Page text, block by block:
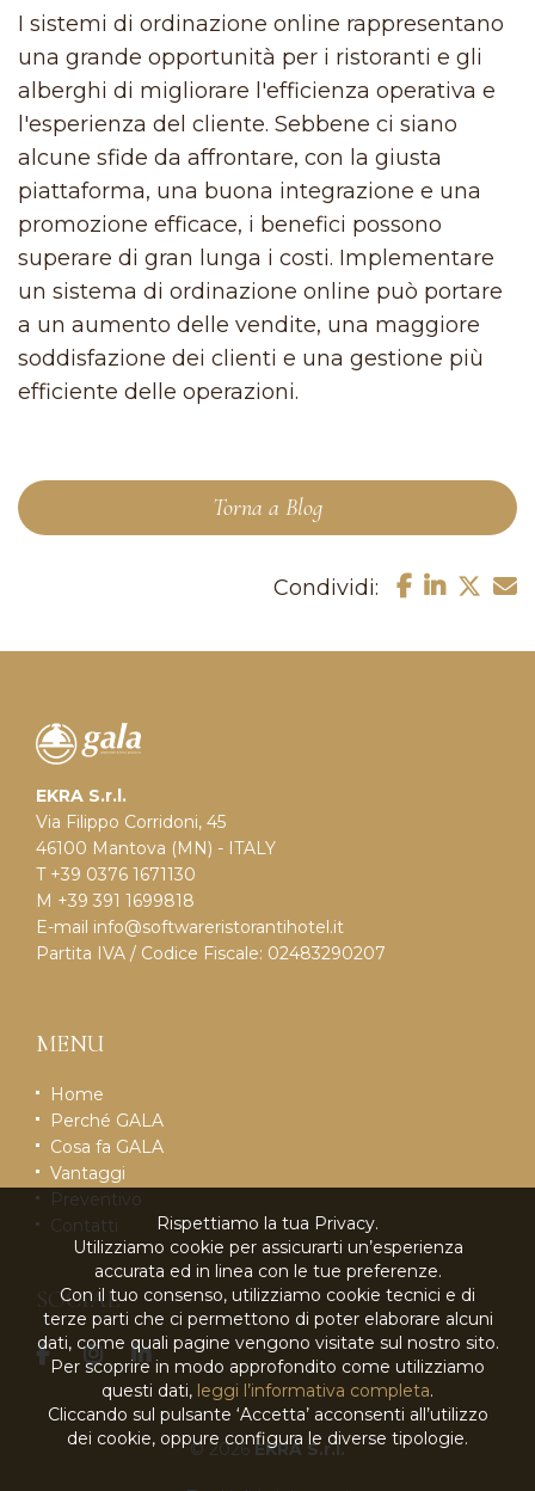
I sistemi di ordinazione online rappresentano
una grande opportunità per i ristoranti e gli
alberghi di migliorare l'efficienza operativa e
l'esperienza del cliente. Sebbene ci siano
alcune sfide da affrontare, con la giusta
piattaforma, una buona integrazione e una
promozione efficace, i benefici possono
superare di gran lunga i costi. Implementare
un sistema di ordinazione online può portare
a un aumento delle vendite, una maggiore
soddisfazione dei clienti e una gestione più
efficiente delle operazioni.
Torna a Blog
Condividi:
EKRA S.r.l.
Via Filippo Corridoni, 45
46100 Mantova (MN) - ITALY
T +39 0376 1671130
M +39 391 1699818
E-mail info@softwareristorantihotel.it
Partita IVA / Codice Fiscale: 02483290207
MENU
Home
Perché GALA
Cosa fa GALA
Vantaggi
Preventivo
Contatti
SOCIAL
© 2026EKRA S.r.l.
Rispettiamo la tua Privacy.
Utilizziamo cookie per assicurarti un’esperienza
accurata ed in linea con le tue preferenze.
Con il tuo consenso, utilizziamo cookie tecnici e di
terze parti che ci permettono di poter elaborare alcuni
dati, come quali pagine vengono visitate sul nostro sito.
Per scoprire in modo approfondito come utilizziamo
questi dati, leggi l’informativa completa.
Cliccando sul pulsante ‘Accetta’ acconsenti all’utilizzo
dei cookie, oppure configura le diverse tipologie.